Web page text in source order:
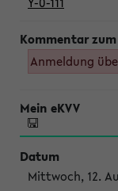
Anmeldung
Mittwoch, 12.